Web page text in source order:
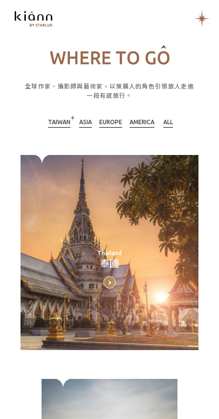
全球作家、攝影師與藝術家，以策展人的角色引領旅人走進
一段有感旅行。
TAIWAN ASIA EUROPE AMERICA ALL
Thailand
泰國